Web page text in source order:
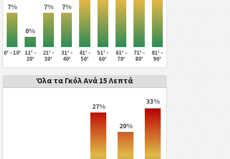
7%
0%
7% 7%
0' - 10'
11' -
20'
21' -
30'
31' -
40'
41' -
50'
51' -
60'
61' -
70'
71' -
80'
81' -
90'
Όλα τα Γκόλ Ανά 15 Λεπτά
27%
20%
33%